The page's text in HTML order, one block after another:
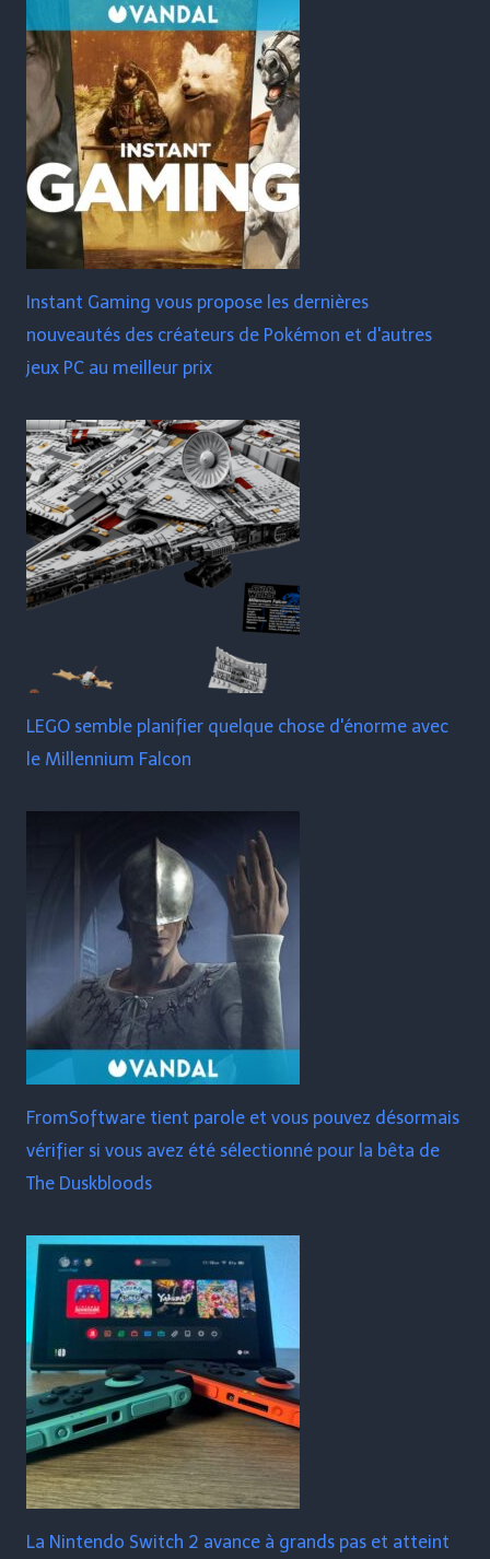
Instant Gaming vous propose les dernières
nouveautés des créateurs de Pokémon et d'autres
jeux PC au meilleur prix
LEGO semble planifier quelque chose d'énorme avec
le Millennium Falcon
FromSoftware tient parole et vous pouvez désormais
vérifier si vous avez été sélectionné pour la bêta de
The Duskbloods
La Nintendo Switch 2 avance à grands pas et atteint